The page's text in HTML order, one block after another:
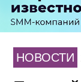
НОВОСТИ